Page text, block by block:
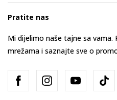
Pratite nas
Mi dijelimo naše tajne sa
mrežama i saznajte sve o